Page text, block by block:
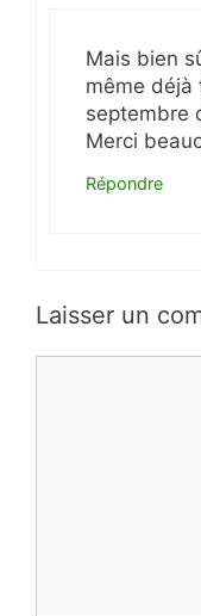
Mais bien
même
septembre
Merci
Répondre
Laisser un